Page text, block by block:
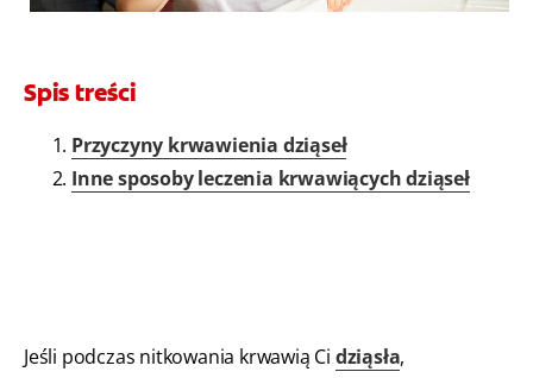
Spis treści
Przyczyny krwawienia dziąseł
Inne sposoby leczenia krwawiących dziąseł
Jeśli podczas nitkowania krwawią Ci dziąsła,